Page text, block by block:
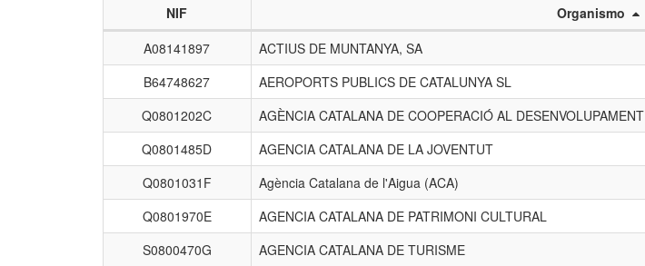
entidades
receptoras.
NIF Organismo
A08141897
ACTIUS DE MUNTANYA, SA
B64748627
AEROPORTS PUBLICS DE CATALUNYA SL
Q0801202C
AGÈNCIA CATALANA DE COOPERACIÓ AL DESENVOLUPAMENT
Q0801485D
AGENCIA CATALANA DE LA JOVENTUT
Q0801031F
Agència Catalana de l'Aigua (ACA)
Q0801970E
AGENCIA CATALANA DE PATRIMONI CULTURAL
S0800470G
AGENCIA CATALANA DE TURISME